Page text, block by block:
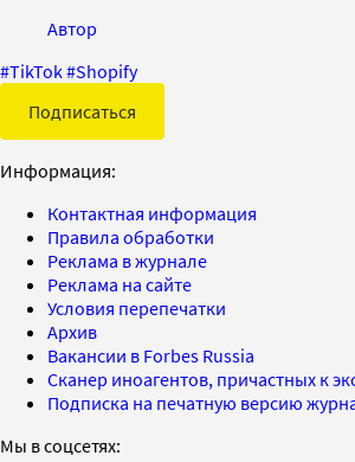
Автор
#TikTok#Shopify
Подписаться
Информация:
Контактная информация
Правила обработки
Реклама в журнале
Реклама на сайте
Условия перепечатки
Архив
Вакансии в Forbes Russia
Сканер иноагентов, причастных к
Подписка на печатную версию
Мы в соцсетях: